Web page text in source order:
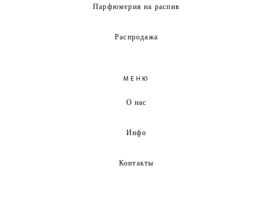
Парфюмерия на распив
Распродажа
МЕНЮ
О нас
Инфо
Контакты